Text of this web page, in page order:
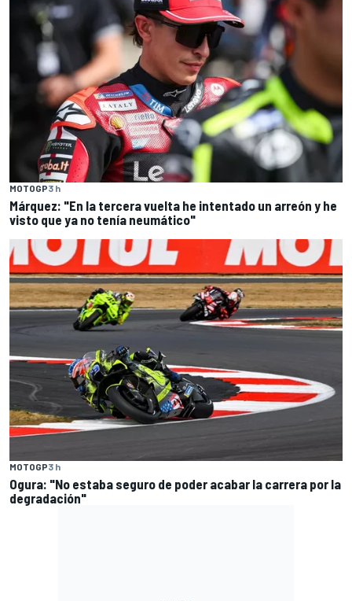
MOTOGP3 h
Márquez: "En la tercera vuelta he intentado un arreón y he
visto que ya no tenía neumático"
MOTOGP3 h
Ogura: "No estaba seguro de poder acabar la carrera por la
degradación"